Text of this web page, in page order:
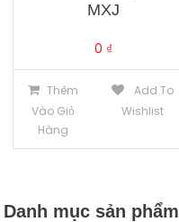
MXJ
0 ₫
Thêm
Vào Giỏ
Hàng
Add To
Wishlist
Danh mục sản phẩm